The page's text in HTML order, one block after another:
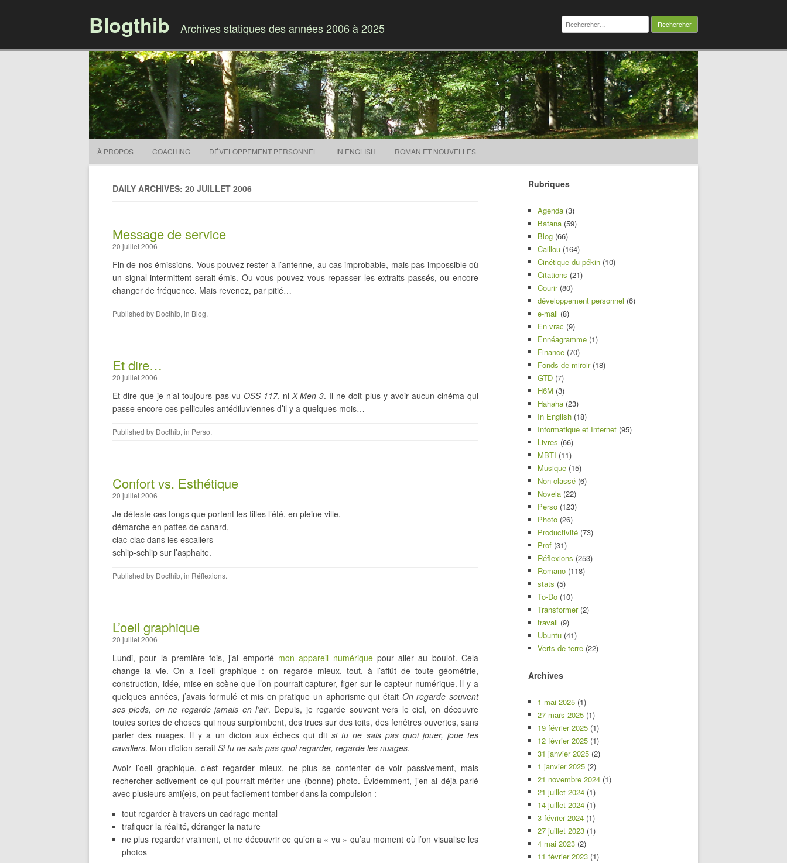
Blogthib Archives statiques des années 2006 à 2025
Rechercher :
À PROPOS COACHING DÉVELOPPEMENT PERSONNEL IN ENGLISH ROMAN ET NOUVELLES
DAILY ARCHIVES: 20 JUILLET 2006
Message de service
20 juillet 2006
Fin de nos émissions. Vous pouvez rester à l’antenne, au cas improbable, mais pas impossible où
un signal intermittent serait émis. Ou vous pouvez vous repasser les extraits passés, ou encore
changer de fréquence. Mais revenez, par pitié…
Published by Docthib, in Blog.
Et dire…
20 juillet 2006
Et dire que je n’ai toujours pas vu OSS 117, niX-Men 3. Il ne doit plus y avoir aucun cinéma qui
passe encore ces pellicules antédiluviennes d’il y a quelques mois…
Published by Docthib, in Perso.
Confort vs. Esthétique
20 juillet 2006
Je déteste ces tongs que portent les filles l’été, en pleine ville,
démarche en pattes de canard,
clac-clac dans les escaliers
schlip-schlip sur l’asphalte.
Published by Docthib, in Réflexions.
L’oeil graphique
20 juillet 2006
Lundi, pour la première fois, j’ai emporté mon appareil numériquepour aller au boulot. Cela
change la vie. On a l’oeil graphique : on regarde mieux, tout, à l’affût de toute géométrie,
construction, idée, mise en scène que l’on pourrait capturer, figer sur le capteur numérique. Il y a
quelques années, j’avais formulé et mis en pratique un aphorisme qui était On regarde souvent
ses pieds, on ne regarde jamais en l’air. Depuis, je regarde souvent vers le ciel, on découvre
toutes sortes de choses qui nous surplombent, des trucs sur des toits, des fenêtres ouvertes, sans
parler des nuages. Il y a un dicton aux échecs qui ditsi tu ne sais pas quoi jouer, joue tes
cavaliers. Mon diction serait Si tu ne sais pas quoi regarder, regarde les nuages.
Avoir l’oeil graphique, c’est regarder mieux, ne plus se contenter de voir passivement, mais
rechercher activement ce qui pourrait mériter une (bonne) photo. Évidemment, j’en ai déjà parlé
avec plusieurs ami(e)s, on peut facilement tomber dans la compulsion :
tout regarder à travers un cadrage mental
trafiquer la réalité, déranger la nature
ne plus regarder vraiment, et ne découvrir ce qu’on a « vu » qu’au moment où l’on visualise les
photos
Rubriques
Agenda (3)
Batana (59)
Blog (66)
Caillou (164)
Cinétique du pékin (10)
Citations (21)
Courir(80)
développement personnel (6)
e-mail (8)
En vrac (9)
Ennéagramme (1)
Finance (70)
Fonds de miroir(18)
GTD (7)
H6M (3)
Hahaha (23)
In English (18)
Informatique et Internet (95)
Livres (66)
MBTI (11)
Musique (15)
Non classé (6)
Novela (22)
Perso (123)
Photo (26)
Productivité (73)
Prof (31)
Réflexions (253)
Romano (118)
stats (5)
To-Do (10)
Transformer(2)
travail (9)
Ubuntu (41)
Verts de terre (22)
Archives
1 mai 2025 (1)
27 mars 2025 (1)
19 février 2025 (1)
12 février 2025 (1)
31 janvier 2025 (2)
1 janvier 2025 (2)
21 novembre 2024 (1)
21 juillet 2024 (1)
14 juillet 2024 (1)
3 février 2024 (1)
27 juillet 2023 (1)
4 mai 2023 (2)
11 février 2023 (1)